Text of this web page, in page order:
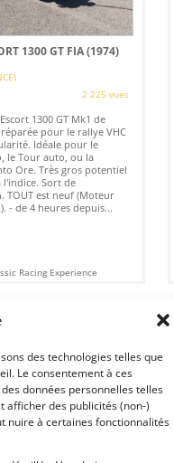
des technologies telles que
Le consentement à ces
données personnelles telles
afficher des publicités (non-)
nuire à certaines fonctionnalités
1300 GT FIA (1974)
2 225 vues
1300 GT Mk1 de
pour le rallye VHC
Idéale pour le
le Tour auto, ou la
Ore. Très gros potentiel
l'indice. Sort de
TOUT est neuf (Moteur
- de 4 heures depuis...
Racing Experience
30 000€